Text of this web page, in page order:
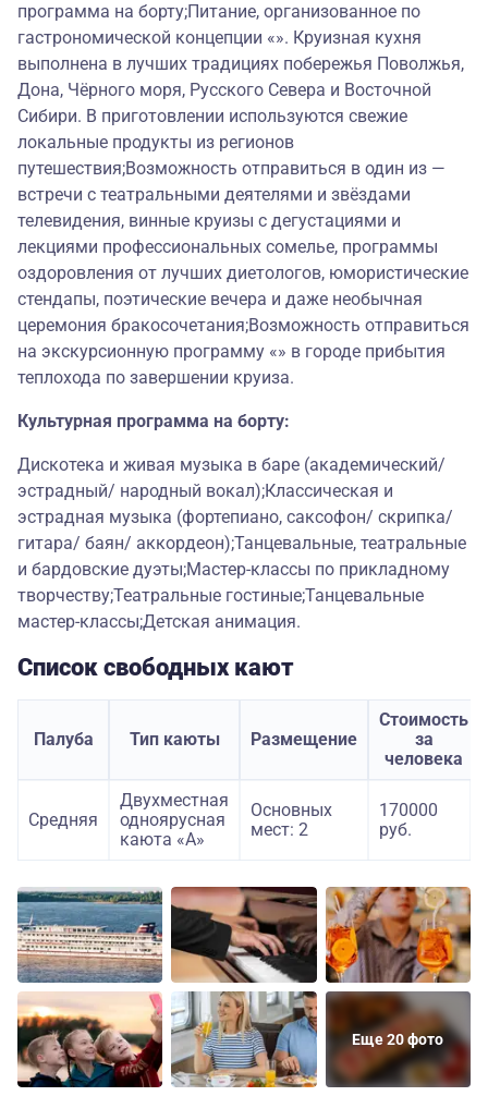
программа на борту;Питание, организованное по
гастрономической концепции «». Круизная кухня
выполнена в лучших традициях побережья Поволжья,
Дона, Чёрного моря, Русского Севера и Восточной
Сибири. В приготовлении используются свежие
локальные продукты из регионов
путешествия;Возможность отправиться в один из —
встречи с театральными деятелями и звёздами
телевидения, винные круизы с дегустациями и
лекциями профессиональных сомелье, программы
оздоровления от лучших диетологов, юмористические
стендапы, поэтические вечера и даже необычная
церемония бракосочетания;Возможность отправиться
на экскурсионную программу «» в городе прибытия
теплохода по завершении круиза.
Культурная программа на борту:
Дискотека и живая музыка в баре (академический/
эстрадный/ народный вокал);Классическая и
эстрадная музыка (фортепиано, саксофон/ скрипка/
гитара/ баян/ аккордеон);Танцевальные, театральные
и бардовские дуэты;Мастер-классы по прикладному
творчеству;Театральные гостиные;Танцевальные
мастер-классы;Детская анимация.
Список свободных кают
Палуба Тип каюты Размещение
Стоимость
за
человека
Средняя
Двухместная
одноярусная
каюта «А»
Основных
мест: 2
170000
руб.
Еще 20 фото